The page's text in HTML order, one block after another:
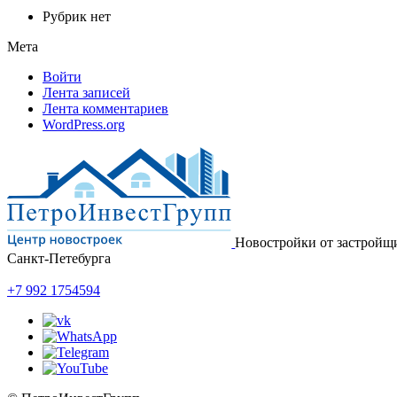
Рубрик нет
Мета
Войти
Лента записей
Лента комментариев
WordPress.org
Новостройки от
Санкт-Петебурга
+7 992 1754594